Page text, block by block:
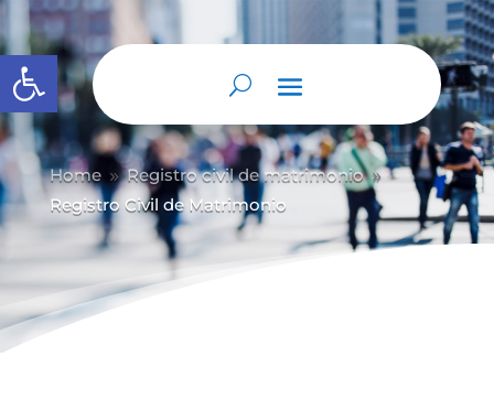
Abrir barra de herramientas
Home 9 Registro civil de matrimonio 9
Registro Civil de Matrimonio